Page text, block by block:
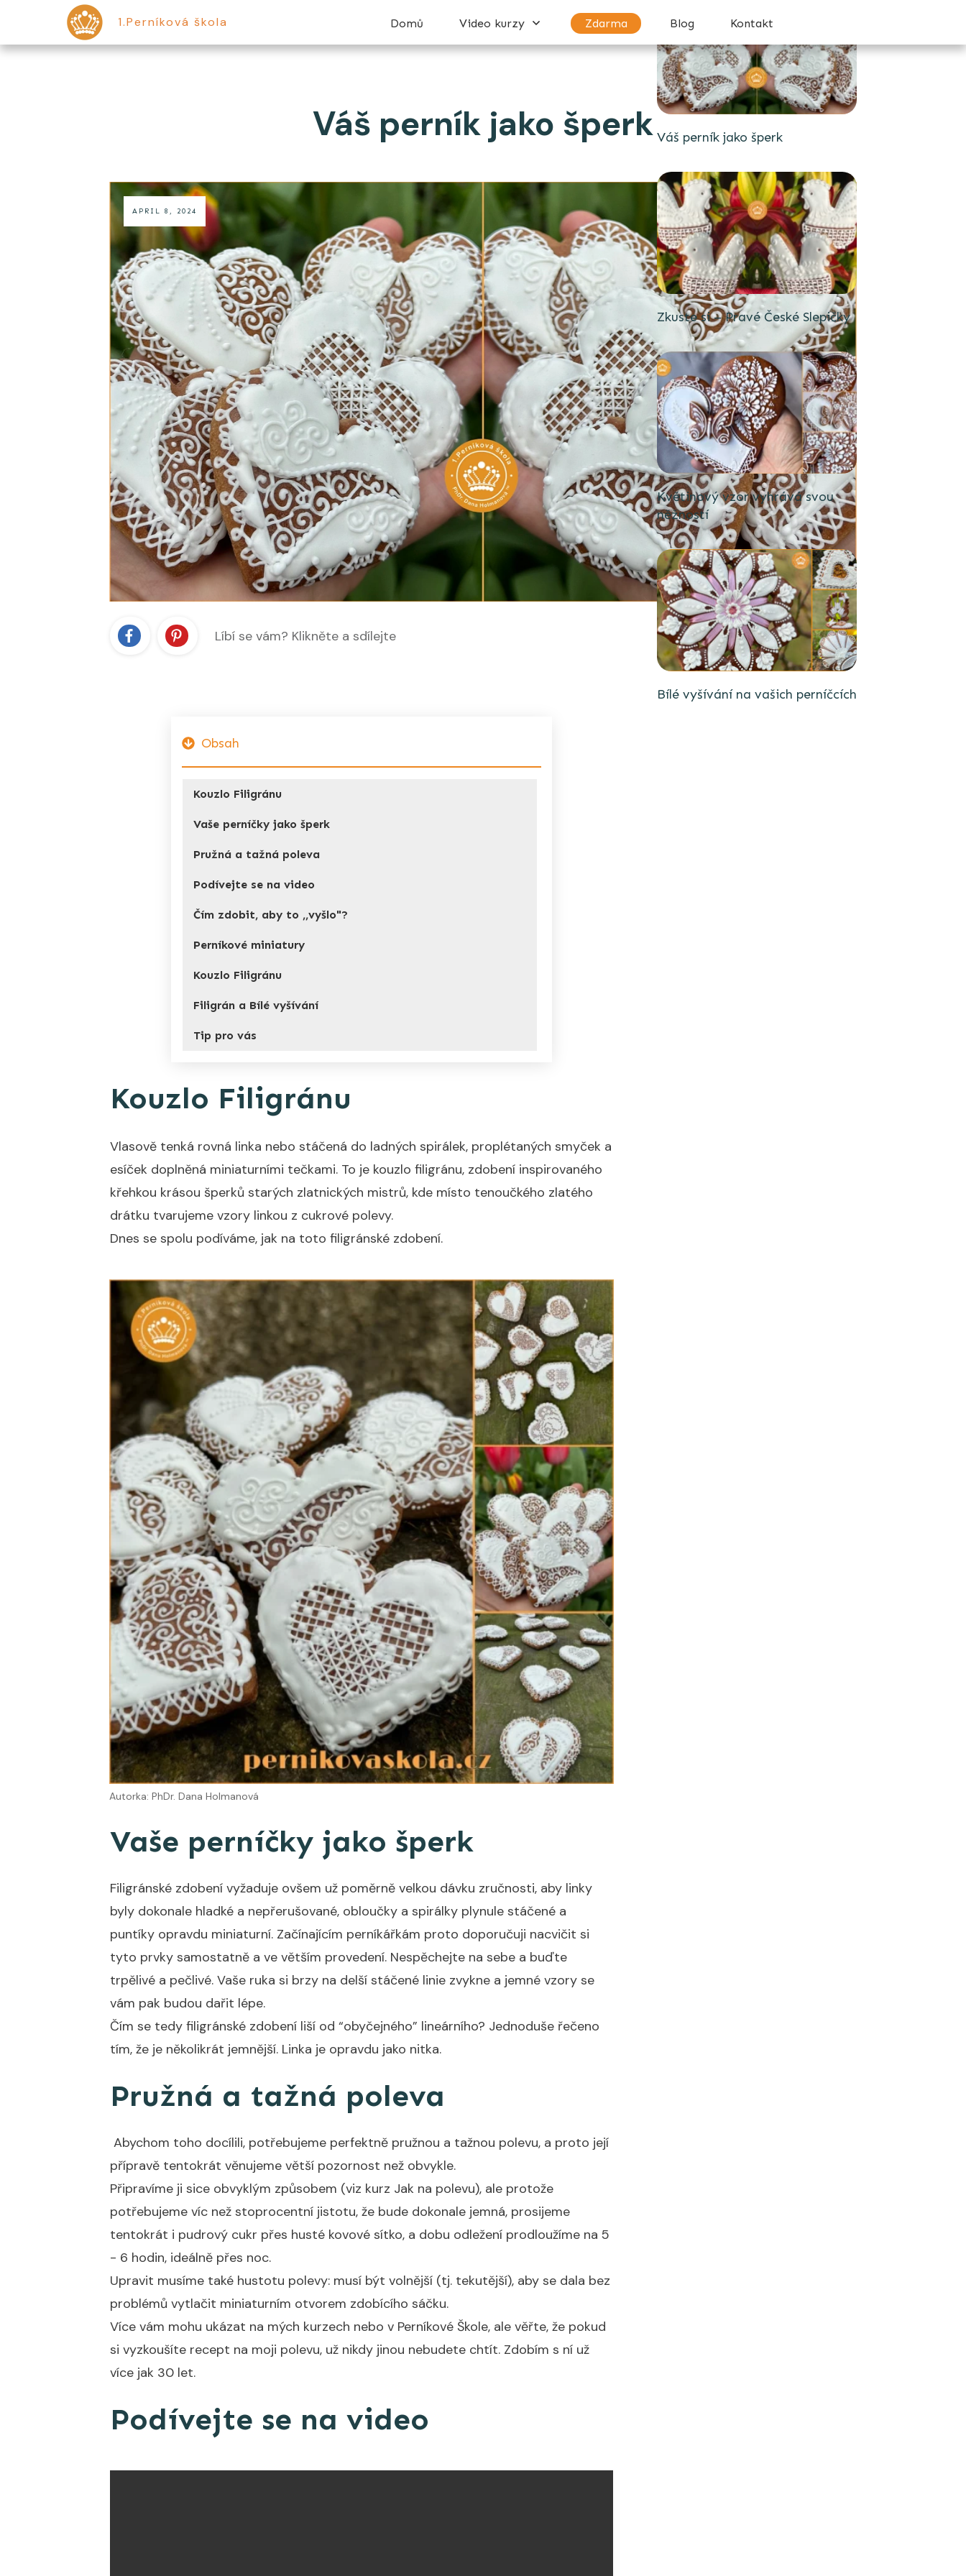
1.Perníková škola Domů Video kurzy Zdarma Blog Kontakt
Váš perník jako šperk
APRIL 8, 2024
Líbí se vám? Klikněte a sdílejte Počet zobrazení: [views]
Obsah
Kouzlo Filigránu
Vaše perníčky jako šperk
Pružná a tažná poleva
Podívejte se na video
Čím zdobit, aby to ,,vyšlo"?
Perníkové miniatury
Kouzlo Filigránu
Filigrán a Bílé vyšívání
Tip pro vás
Kouzlo Filigránu
Vlasově tenká rovná linka nebo stáčená do ladných spirálek, proplétaných smyček a
esíček doplněná miniaturními tečkami. To je kouzlo filigránu, zdobení inspirovaného
křehkou krásou šperků starých zlatnických mistrů, kde místo tenoučkého zlatého
drátku tvarujeme vzory linkou z cukrové polevy.
Dnes se spolu podíváme, jak na toto filigránské zdobení.
Autorka: PhDr. Dana Holmanová
Vaše perníčky jako šperk
Filigránské zdobení vyžaduje ovšem už poměrně velkou dávku zručnosti, aby linky
byly dokonale hladké a nepřerušované, obloučky a spirálky plynule stáčené a
puntíky opravdu miniaturní. Začínajícím perníkářkám proto doporučuji nacvičit si
tyto prvky samostatně a ve větším provedení. Nespěchejte na sebe a buďte
trpělivé a pečlivé. Vaše ruka si brzy na delší stáčené linie zvykne a jemné vzory se
vám pak budou dařit lépe.
Čím se tedy filigránské zdobení liší od “obyčejného” lineárního? Jednoduše řečeno
tím, že je několikrát jemnější. Linka je opravdu jako nitka.
Pružná a tažná poleva
Abychom toho docílili, potřebujeme perfektně pružnou a tažnou polevu, a proto její
přípravě tentokrát věnujeme větší pozornost než obvykle.
Připravíme ji sice obvyklým způsobem (viz kurz Jak na polevu), ale protože
potřebujeme víc než stoprocentní jistotu, že bude dokonale jemná, prosijeme
tentokrát i pudrový cukr přes husté kovové sítko, a dobu odležení prodloužíme na 5
- 6 hodin, ideálně přes noc.
Upravit musíme také hustotu polevy: musí být volnější (tj. tekutější), aby se dala bez
problémů vytlačit miniaturním otvorem zdobícího sáčku.
Více vám mohu ukázat na mých kurzech nebo v Perníkové Škole, ale věřte, že pokud
si vyzkoušíte recept na moji polevu, už nikdy jinou nebudete chtít. Zdobím s ní už
více jak 30 let.
Podívejte se na video
Váš perník jako šperk
Zkuste si – Pravé České Slepičky
Květinový vzor vyhrává svou
něžností
Bílé vyšívání na vašich perníčcích